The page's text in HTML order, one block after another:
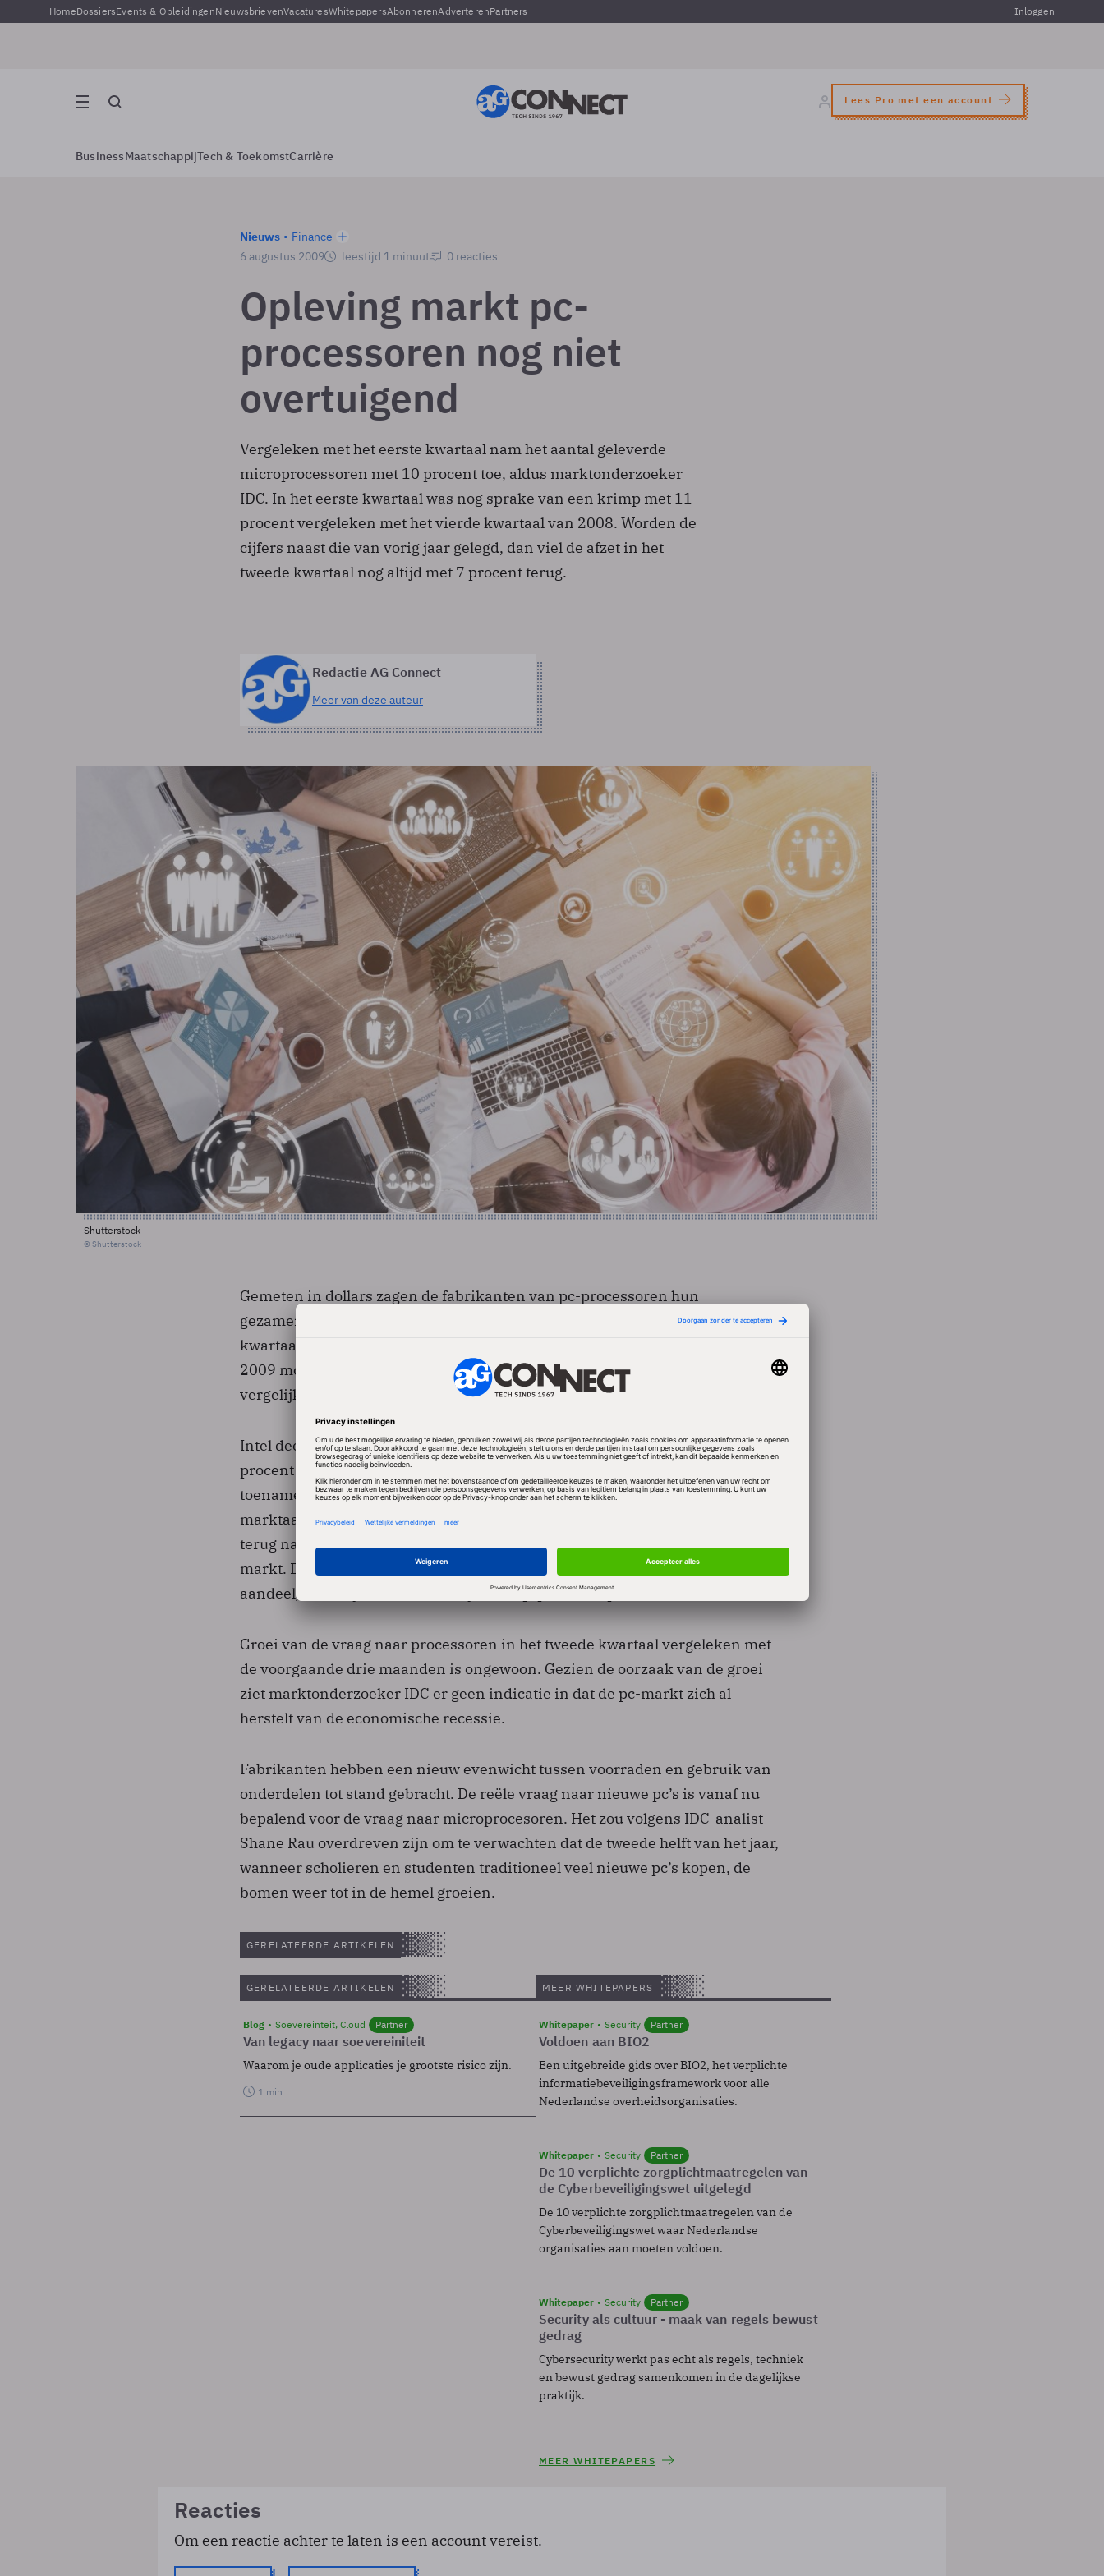
HomeDossiersEvents & OpleidingenNieuwsbrievenVacaturesWhitepapersAbonnerenAdverterenPartners Inloggen
Lees Pro met een account
BusinessMaatschappijTech & ToekomstCarrière
Nieuws
Finance
6 augustus 2009
leestijd 1 minuut 0 reacties
Opleving markt pc-
processoren nog niet
overtuigend
Vergeleken met het eerste kwartaal nam het aantal geleverde
microprocessoren met 10 procent toe, aldus marktonderzoeker
IDC. In het eerste kwartaal was nog sprake van een krimp met 11
procent vergeleken met het vierde kwartaal van 2008. Worden de
cijfers naast die van vorig jaar gelegd, dan viel de afzet in het
tweede kwartaal nog altijd met 7 procent terug.
Redactie AG Connect
Meer van deze auteur
Shutterstock
© Shutterstock
Gemeten in dollars zagen de fabrikanten van pc-processoren hun
gezamenlijke omzet met 8 procent slinken ten opzichte van het eerste
kwartaal. Tussen het vierde kwartaal van 2008 en het eerste kwartaal van
2009 moesten ze nog 11 procent omzet prijsgeven. De omzetdaling in
vergelijking met het tweede kwartaal van 2008 lag op ruim 15 procent.
Intel deed het in het tweede kwartaal beter dan AMD. Terwijl Intel 12,5
procent meer processors wist te slijten dan in het eerste kwartaal, bleef de
toename bij AMD steken op 1,8 procent. Dit leidde tot een groei van Intels
marktaandeel met 1,6 procentpunt tot 78,9 procent. AMD viel met 1,5 punt
terug naar 20,6 procent. Het kleine VIA Technologies had 0,5 procent van de
markt. De dominante positie van Intel is bij mobiele pc’s (86,9 procent
aandeel) duidelijk sterker dan bij desktop-pc’s (70,2 procent).
Groei van de vraag naar processoren in het tweede kwartaal vergeleken met
de voorgaande drie maanden is ongewoon. Gezien de oorzaak van de groei
ziet marktonderzoeker IDC er geen indicatie in dat de pc-markt zich al
herstelt van de economische recessie.
Fabrikanten hebben een nieuw evenwicht tussen voorraden en gebruik van
onderdelen tot stand gebracht. De reële vraag naar nieuwe pc’s is vanaf nu
bepalend voor de vraag naar microprocesoren. Het zou volgens IDC-analist
Shane Rau overdreven zijn om te verwachten dat de tweede helft van het jaar,
wanneer scholieren en studenten traditioneel veel nieuwe pc’s kopen, de
bomen weer tot in de hemel groeien.
GERELATEERDE ARTIKELEN
GERELATEERDE ARTIKELEN
Blog Soevereinteit, Cloud Partner
Van legacy naar soevereiniteit
Waarom je oude applicaties je grootste risico zijn.
1 min
MEER WHITEPAPERS
Whitepaper Security Partner
Voldoen aan BIO2
Een uitgebreide gids over BIO2, het verplichte
informatiebeveiligingsframework voor alle
Nederlandse overheidsorganisaties.
Whitepaper Security Partner
De 10 verplichte zorgplichtmaatregelen van
de Cyberbeveiligingswet uitgelegd
De 10 verplichte zorgplichtmaatregelen van de
Cyberbeveiligingswet waar Nederlandse
organisaties aan moeten voldoen.
Whitepaper Security Partner
Security als cultuur - maak van regels bewust
gedrag
Cybersecurity werkt pas echt als regels, techniek
en bewust gedrag samenkomen in de dagelijkse
praktijk.
MEER WHITEPAPERS
Reacties
Om een reactie achter te laten is een account vereist.